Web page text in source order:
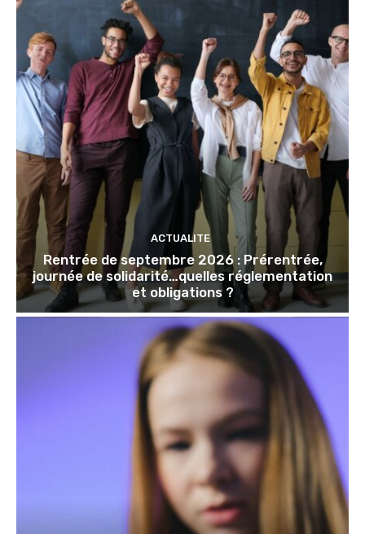
ACTUALITE
Rentrée de septembre 2026 : Prérentrée,
journée de solidarité…quelles réglementation
et obligations ?